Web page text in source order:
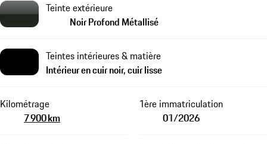
Teinte extérieure
Noir Profond Métallisé
Teintes intérieures & matière
Intérieur en cuir noir, cuir lisse
Kilométrage
7 900 km
1ère immatriculation
01/2026